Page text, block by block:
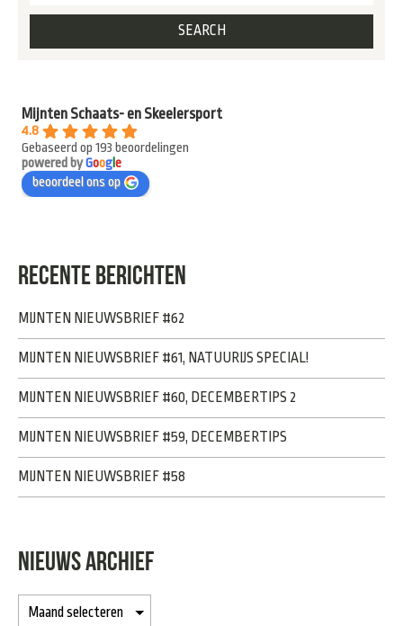
Mijnten Schaats- en Skeelersport
4.8
Gebaseerd op 193 beoordelingen
powered byGooge
beoordeel ons op
RECENTE BERICHTEN
MIJNTEN NIEUWSBRIEF #62
MIJNTEN NIEUWSBRIEF #61, NATUURIJS SPECIAL!
MIJNTEN NIEUWSBRIEF #60, DECEMBERTIPS 2
MIJNTEN NIEUWSBRIEF #59, DECEMBERTIPS
MIJNTEN NIEUWSBRIEF #58
NIEUWS ARCHIEF